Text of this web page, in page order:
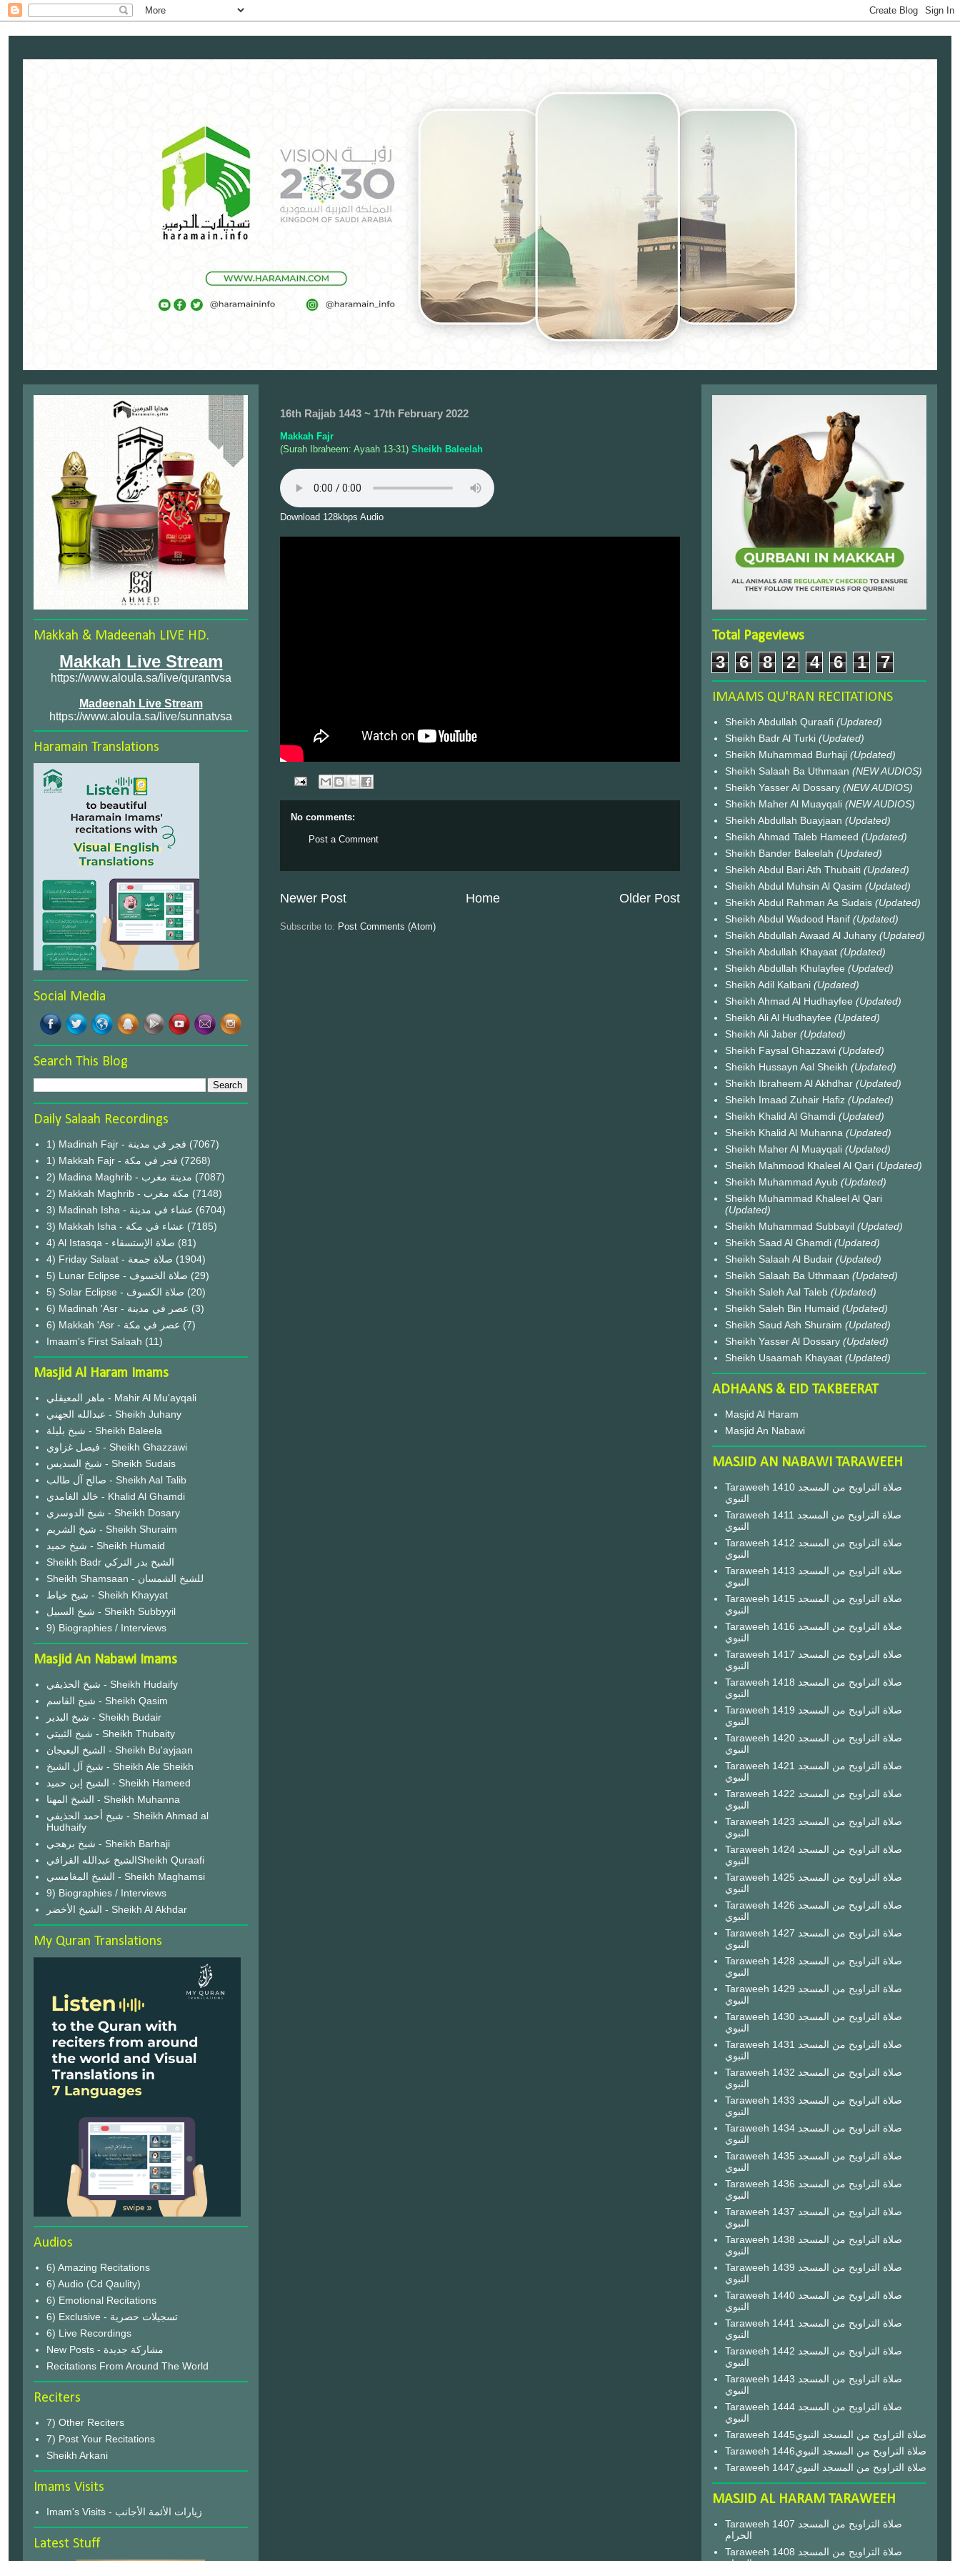
16th Rajjab 1443 ~ 17th February 2022
Makkah Fajr
(Surah Ibraheem: Ayaah 13-31) Sheikh Baleelah
Download 128kbps Audio
No comments:
Post a Comment
Newer Post Older Post
Home
Subscribe to: Post Comments (Atom)
Makkah & Madeenah LIVE HD.
Makkah Live Stream
https://www.aloula.sa/live/qurantvsa
Madeenah Live Stream
https://www.aloula.sa/live/sunnatvsa
Haramain Translations
Social Media
Search This Blog
Daily Salaah Recordings
1) Madinah Fajr - فجر في مدينة (7067)
1) Makkah Fajr - فجر في مكة (7268)
2) Madina Maghrib - مدينة مغرب (7087)
2) Makkah Maghrib - مكة مغرب (7148)
3) Madinah Isha - عشاء في مدينة (6704)
3) Makkah Isha - عشاء في مكة (7185)
4) Al Istasqa - صلاة الإستسقاء (81)
4) Friday Salaat - صلاة جمعة (1904)
5) Lunar Eclipse - صلاة الخسوف (29)
(20)
6) Madinah 'Asr - عصر في مدينة (3)
6) Makkah 'Asr - عصر في مكة (7)
Imaam's First Salaah (11)
Masjid Al Haram Imams
ماهر المعيقلي - Mahir Al Mu'ayqali
عبدالله الجهني - Sheikh Juhany
شيخ بليلة - Sheikh Baleela
فيصل غزاوي - Sheikh Ghazzawi
شيخ السديس - Sheikh Sudais
صالح آل طالب - Sheikh Aal Talib
خالد الغامدي - Khalid Al Ghamdi
شيخ الدوسري - Sheikh Dosary
شيخ الشريم - Sheikh Shuraim
شيخ حميد - Sheikh Humaid
Sheikh Badr الشيخ بدر التركي
Sheikh Shamsaan - للشيخ الشمسان
شيخ خياط - Sheikh Khayyat
شيخ السبيل - Sheikh Subbyyil
9) Biographies / Interviews
Masjid An Nabawi Imams
شيخ الحذيفي - Sheikh Hudaify
شيخ القاسم - Sheikh Qasim
شيخ البدير - Sheikh Budair
شيخ الثبيتي - Sheikh Thubaity
الشيخ البعيجان - Sheikh Bu'ayjaan
شيخ آل الشيخ - Sheikh Ale Sheikh
الشيخ إبن حميد - Sheikh Hameed
الشيخ المهنا - Sheikh Muhanna
شيخ أحمد الحذيفي - Sheikh Ahmad al
Hudhaify
شيخ برهجي - Sheikh Barhaji
الشيخ عبدالله القرافيSheikh Quraafi
الشيخ المغامسي - Sheikh Maghamsi
9) Biographies / Interviews
الشيخ الأخضر - Sheikh Al Akhdar
My Quran Translations
Audios
6) Amazing Recitations
6) Audio (Cd Qaulity)
6) Emotional Recitations
6) Exclusive - تسجيلات حصرية
6) Live Recordings
New Posts - مشاركة جديدة
Recitations From Around The World
Reciters
7) Other Reciters
7) Post Your Recitations
Sheikh Arkani
Imams Visits
Imam's Visits - زيارات الأئمة الأجانب
Latest Stuff
Total Pageviews
3 6 8 2 4 6 1 7
IMAAMS QU'RAN RECITATIONS
Sheikh Abdullah Quraafi (Updated)
Sheikh Badr Al Turki (Updated)
Sheikh Muhammad Burhaji (Updated)
Sheikh Salaah Ba Uthmaan (NEW AUDIOS)
Sheikh Yasser Al Dossary (NEW AUDIOS)
Sheikh Maher Al Muayqali (NEW AUDIOS)
Sheikh Abdullah Buayjaan (Updated)
Sheikh Ahmad Taleb Hameed (Updated)
Sheikh Bander Baleelah (Updated)
Sheikh Abdul Bari Ath Thubaiti (Updated)
Sheikh Abdul Muhsin Al Qasim (Updated)
Sheikh Abdul Rahman As Sudais (Updated)
Sheikh Abdul Wadood Hanif (Updated)
Sheikh Abdullah Awaad Al Juhany (Updated)
Sheikh Abdullah Khayaat (Updated)
Sheikh Abdullah Khulayfee (Updated)
Sheikh Adil Kalbani (Updated)
Sheikh Ahmad Al Hudhayfee (Updated)
Sheikh Ali Al Hudhayfee (Updated)
Sheikh Ali Jaber (Updated)
Sheikh Faysal Ghazzawi (Updated)
Sheikh Hussayn Aal Sheikh (Updated)
Sheikh Ibraheem Al Akhdhar (Updated)
Sheikh Imaad Zuhair Hafiz (Updated)
Sheikh Khalid Al Ghamdi (Updated)
Sheikh Khalid Al Muhanna (Updated)
Sheikh Maher Al Muayqali (Updated)
Sheikh Mahmood Khaleel Al Qari (Updated)
Sheikh Muhammad Ayub (Updated)
Sheikh Muhammad Khaleel Al Qari
(Updated)
Sheikh Muhammad Subbayil (Updated)
Sheikh Saad Al Ghamdi (Updated)
Sheikh Salaah Al Budair (Updated)
Sheikh Salaah Ba Uthmaan (Updated)
Sheikh Saleh Aal Taleb (Updated)
Sheikh Saleh Bin Humaid (Updated)
Sheikh Saud Ash Shuraim (Updated)
Sheikh Yasser Al Dossary (Updated)
Sheikh Usaamah Khayaat (Updated)
ADHAANS & EID TAKBEERAT
Masjid Al Haram
Masjid An Nabawi
MASJID AN NABAWI TARAWEEH
Taraweeh 1410 صلاة التراويح من المسجد
النبوي
Taraweeh 1411 صلاة التراويح من المسجد
النبوي
Taraweeh 1412 صلاة التراويح من المسجد
النبوي
Taraweeh 1413 صلاة التراويح من المسجد
النبوي
Taraweeh 1415 صلاة التراويح من المسجد
النبوي
Taraweeh 1416 صلاة التراويح من المسجد
النبوي
Taraweeh 1417 صلاة التراويح من المسجد
النبوي
Taraweeh 1418 صلاة التراويح من المسجد
النبوي
Taraweeh 1419 صلاة التراويح من المسجد
النبوي
Taraweeh 1420 صلاة التراويح من المسجد
النبوي
Taraweeh 1421 صلاة التراويح من المسجد
النبوي
Taraweeh 1422 صلاة التراويح من المسجد
النبوي
Taraweeh 1423 صلاة التراويح من المسجد
النبوي
Taraweeh 1424 صلاة التراويح من المسجد
النبوي
Taraweeh 1425 صلاة التراويح من المسجد
النبوي
Taraweeh 1426 صلاة التراويح من المسجد
النبوي
Taraweeh 1427 صلاة التراويح من المسجد
النبوي
Taraweeh 1428 صلاة التراويح من المسجد
النبوي
Taraweeh 1429 صلاة التراويح من المسجد
النبوي
Taraweeh 1430 صلاة التراويح من المسجد
النبوي
Taraweeh 1431 صلاة التراويح من المسجد
النبوي
Taraweeh 1432 صلاة التراويح من المسجد
النبوي
Taraweeh 1433 صلاة التراويح من المسجد
النبوي
Taraweeh 1434 صلاة التراويح من المسجد
النبوي
Taraweeh 1435 صلاة التراويح من المسجد
النبوي
Taraweeh 1436 صلاة التراويح من المسجد
النبوي
Taraweeh 1437 صلاة التراويح من المسجد
النبوي
Taraweeh 1438 صلاة التراويح من المسجد
النبوي
Taraweeh 1439 صلاة التراويح من المسجد
النبوي
Taraweeh 1440 صلاة التراويح من المسجد
النبوي
Taraweeh 1441 صلاة التراويح من المسجد
النبوي
Taraweeh 1442 صلاة التراويح من المسجد
النبوي
Taraweeh 1443 صلاة التراويح من المسجد
النبوي
Taraweeh 1444 صلاة التراويح من المسجد
النبوي
Taraweeh 1445صلاة التراويح من المسجد النبوي
Taraweeh 1446صلاة التراويح من المسجد النبوي
Taraweeh 1447صلاة التراويح من المسجد النبوي
MASJID AL HARAM TARAWEEH
Taraweeh 1407 صلاة التراويح من المسجد
الحرام
Taraweeh 1408 صلاة التراويح من المسجد